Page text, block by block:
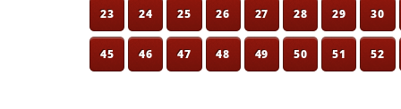
23 24 25 26 27 28 29 30
45 46 47 48 49 50 51 52